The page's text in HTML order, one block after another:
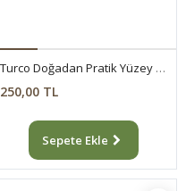
Turco Doğadan Pratik Yüzey Temizlik Havlusu Lavanta 100 Yaprak
250,00 TL
Sepete Ekle